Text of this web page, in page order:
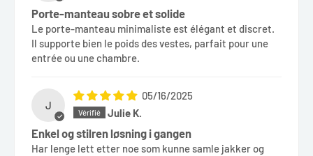
Porte-manteau sobre et solide
Le porte-manteau minimaliste est élégant et discret.
Il supporte bien le poids des vestes, parfait pour une
entrée ou une chambre.
J
05/16/2025
Julie K.
Enkel og stilren løsning i gangen
Har lenge lett etter noe som kunne samle jakker og